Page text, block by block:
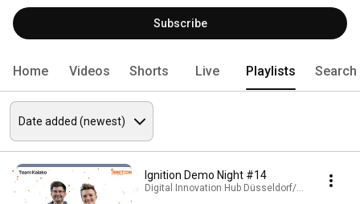
Subscribe
Home Videos Shorts Live Playlists Search
Ignition Demo Night #14
Digital Innovation Hub Düsseldorf/Rheinland ·